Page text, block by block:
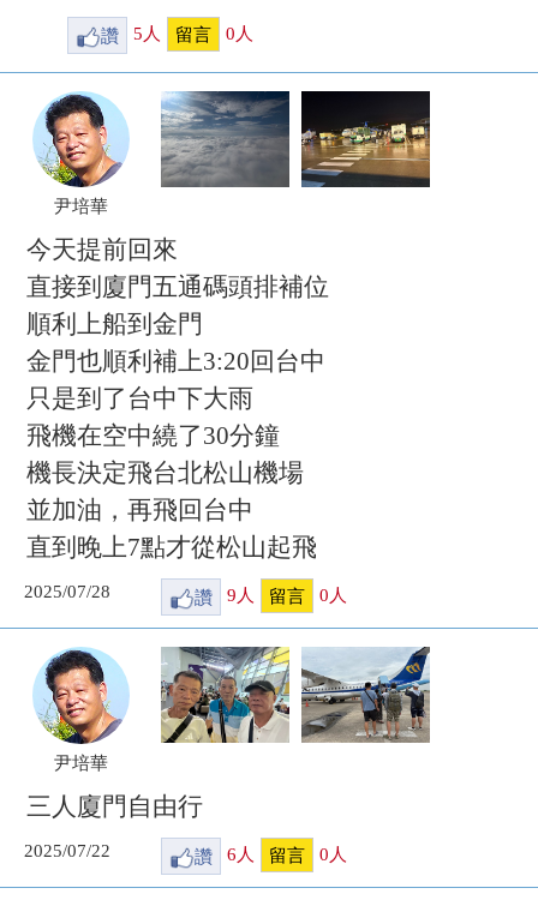
讚 5 人 留言 0 人
尹培華
今天提前回來
直接到廈門五通碼頭排補位
順利上船到金門
金門也順利補上3:20回台中
只是到了台中下大雨
飛機在空中繞了30分鐘
機長決定飛台北松山機場
並加油，再飛回台中
直到晚上7點才從松山起飛
2025/07/28 讚 9人 留言 0人
尹培華
三人廈門自由行
2025/07/22 讚 6 人 留言 0 人